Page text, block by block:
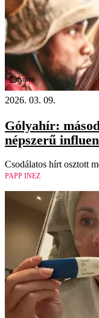
Videó
2026. 03. 09.
Gólyahír:
népszerű
Csodálatos hírt osztott
PAPP INEZ